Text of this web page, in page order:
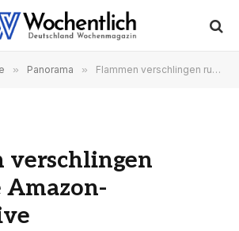
» Panorama » Flammen verschlingen russische Amazon-Alternative
verschlingen
Amazon-